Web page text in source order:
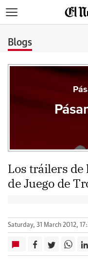
Blogs
Los tráilers de
de Juego de
Saturday, 31 March 2012,